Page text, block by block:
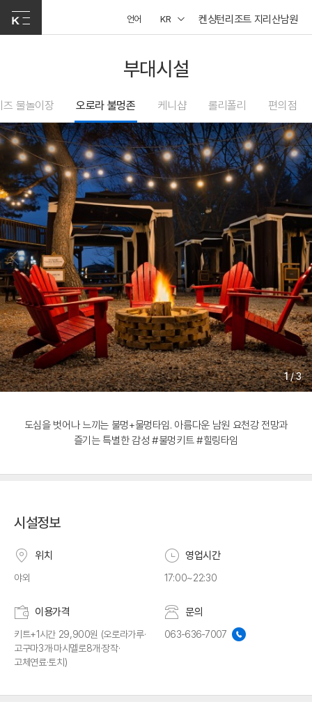
언어 KR 켄싱턴리조트 지리산남원
부대시설
즈 물놀이장 오로라 불멍존 케니샵 롤리폴리 편의점
1/3
도심을 벗어나 느끼는 불멍+물멍타임. 아름다운 남원 요천강 전망과
즐기는 특별한 감성 #불멍키트 #힐링타임
시설정보
위치
야외
영업시간
17:00~22:30
이용가격
키트+1시간 29,900원 (오로라가루·
고구마3개·마시멜로8개·장작·
고체연료·토치)
문의
063-636-7007